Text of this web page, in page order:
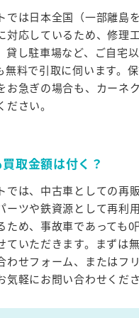
では日本全国（一部離島
対応しているため、修理
貸し駐車場など、ご自宅
無料で引取に伺います。
お急ぎの場合も、カーネ
さい。
取金額は付く？
では、中古車としての再
ーツや鉄資源として再利
ため、事故車であっても0
ていただきます。まずは
わせフォーム、またはフ
気軽にお問い合わせくださ